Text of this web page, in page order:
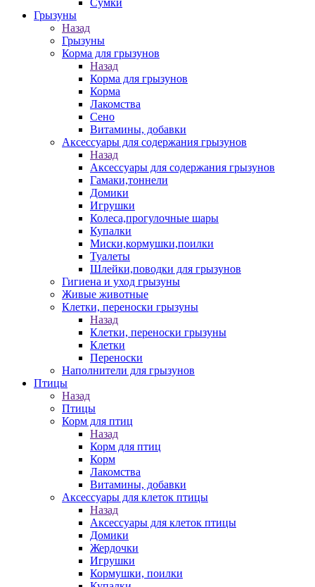
Сумки
Грызуны
Назад
Грызуны
Корма для грызунов
Назад
Корма для грызунов
Корма
Лакомства
Сено
Витамины, добавки
Аксессуары для содержания грызунов
Назад
Аксессуары для содержания грызунов
Гамаки,тоннели
Домики
Игрушки
Колеса,прогулочные шары
Купалки
Миски,кормушки,поилки
Туалеты
Шлейки,поводки для грызунов
Гигиена и уход грызуны
Живые животные
Клетки, переноски грызуны
Назад
Клетки, переноски грызуны
Клетки
Переноски
Наполнители для грызунов
Птицы
Назад
Птицы
Корм для птиц
Назад
Корм для птиц
Корм
Лакомства
Витамины, добавки
Аксессуары для клеток птицы
Назад
Аксессуары для клеток птицы
Домики
Жердочки
Игрушки
Кормушки, поилки